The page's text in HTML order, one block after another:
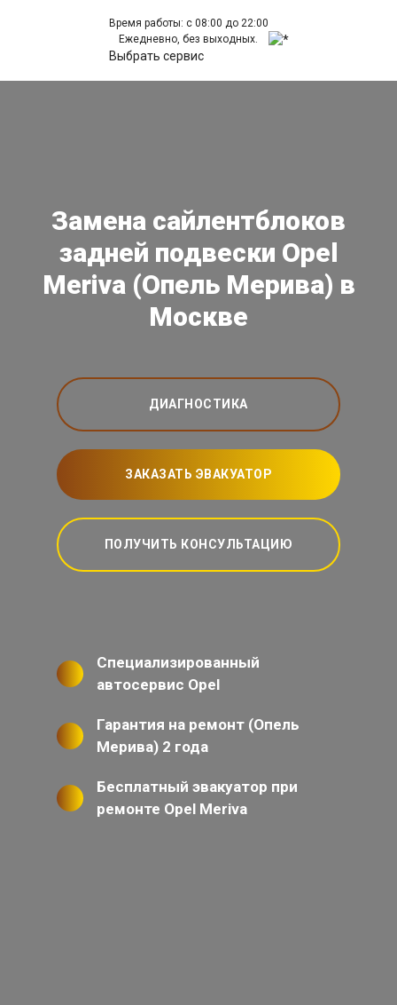
Время работы: с 08:00 до 22:00
Ежедневно, без выходных.
Выбрать сервис
Замена сайлентблоков
задней подвески Opel
Meriva (Опель Мерива) в
Москве
ДИАГНОСТИКА
ЗАКАЗАТЬ ЭВАКУАТОР
ПОЛУЧИТЬ КОНСУЛЬТАЦИЮ
Специализированный
автосервис Opel
Гарантия на ремонт (Опель
Мерива) 2 года
Бесплатный эвакуатор при
ремонте Opel Meriva